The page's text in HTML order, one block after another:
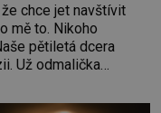
chce jet navštívit
mě to. Nikoho
pětiletá dcera
Už odmalička
statečných